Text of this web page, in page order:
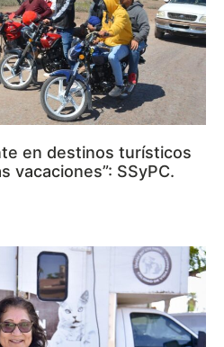
en destinos turísticos
vacaciones”: SSyPC.